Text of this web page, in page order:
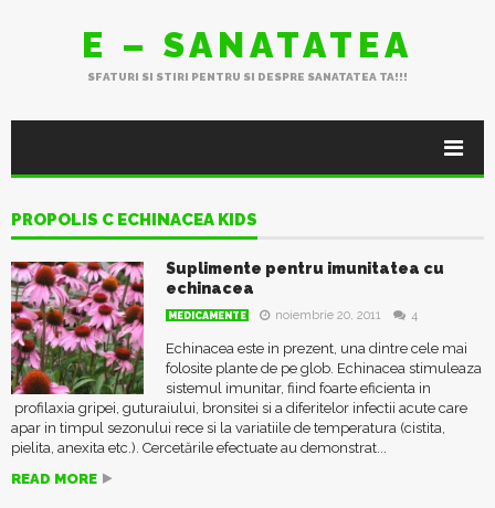
E – SANATATEA
SFATURI SI STIRI PENTRU SI DESPRE SANATATEA TA!!!
PROPOLIS C ECHINACEA KIDS
Suplimente pentru imunitatea cu
echinacea
MEDICAMENTE noiembrie 20, 2011 4
Echinacea este in prezent, una dintre cele mai
folosite plante de pe glob. Echinacea stimuleaza
sistemul imunitar, fiind foarte eficienta in
profilaxia gripei, guturaiului, bronsitei si a diferitelor infectii acute care
apar in timpul sezonului rece si la variatiile de temperatura (cistita,
pielita, anexita etc.). Cercetările efectuate au demonstrat...
READ MORE